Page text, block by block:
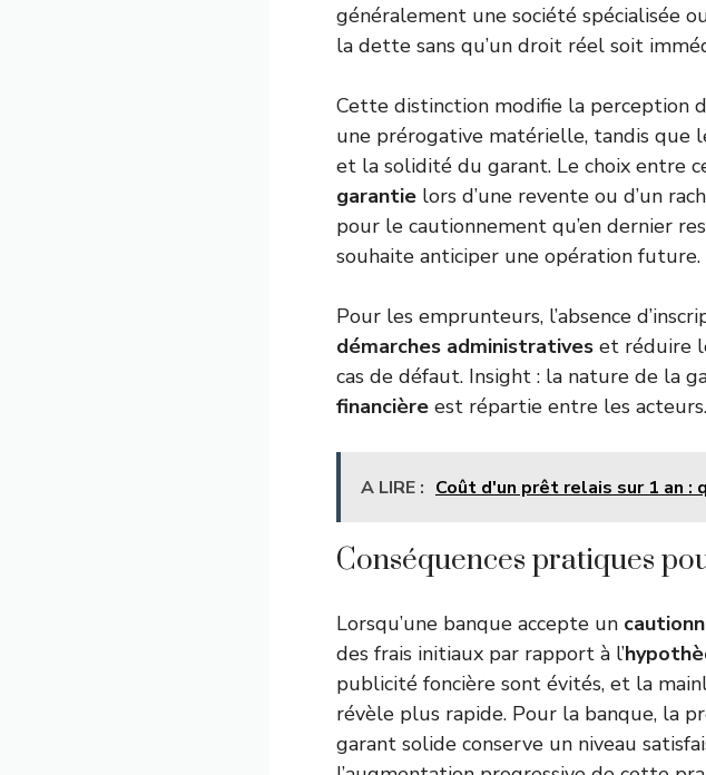
généralement une société spécialisée
la dette sans qu’un droit réel soit
Cette distinction modifie la perception
une prérogative matérielle, tandis que
et la solidité du garant. Le choix entre
garantie lors d’une revente ou d’un
pour le cautionnement qu’en dernier
souhaite anticiper une opération future.
Pour les emprunteurs, l’absence
démarches administratives et réduire
cas de défaut. Insight : la nature de la
financière est répartie entre les acteurs.
A LIRE : Coût d'un prêt relais sur 1 an
Conséquences pratiques
Lorsqu’une banque accepte un
des frais initiaux par rapport à l’
publicité foncière sont évités, et la
révèle plus rapide. Pour la banque, la
garant solide conserve un niveau